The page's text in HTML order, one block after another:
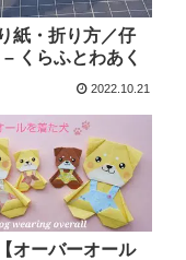
紙・折り方／仔
くらふとわあく
2022.10.21
オーバーオール